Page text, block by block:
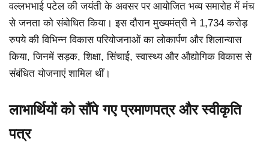
वल्लभभाई पटेल की जयंती के अवसर पर आयोजित भव्य समारोह में मंच
से जनता को संबोधित किया। इस दौरान मुख्यमंत्री ने 1,734 करोड़
रुपये की विभिन्न विकास परियोजनाओं का लोकार्पण और शिलान्यास
किया, जिनमें सड़क, शिक्षा, सिंचाई, स्वास्थ्य और औद्योगिक विकास से
संबंधित योजनाएं शामिल थीं।
लाभार्थियों को सौंपे गए प्रमाणपत्र और स्वीकृति
पत्र